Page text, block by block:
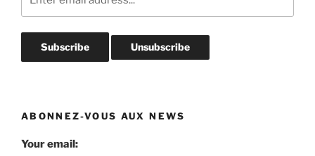
ABONNEZ-VOUS AUX NEWS
Your email: